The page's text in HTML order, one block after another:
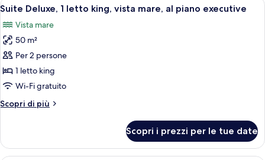
camere
tutte
le
foto
per
Suite
Deluxe,
letto
mare,
14
Suite Deluxe, 1 letto king, vista mare, al piano executive
Vista mare
50 m²
Per 2 persone
1 letto king
Wi-Fi gratuito
Scopri di più
Altri
Deluxe,
Scopri i prezzi per le tue date